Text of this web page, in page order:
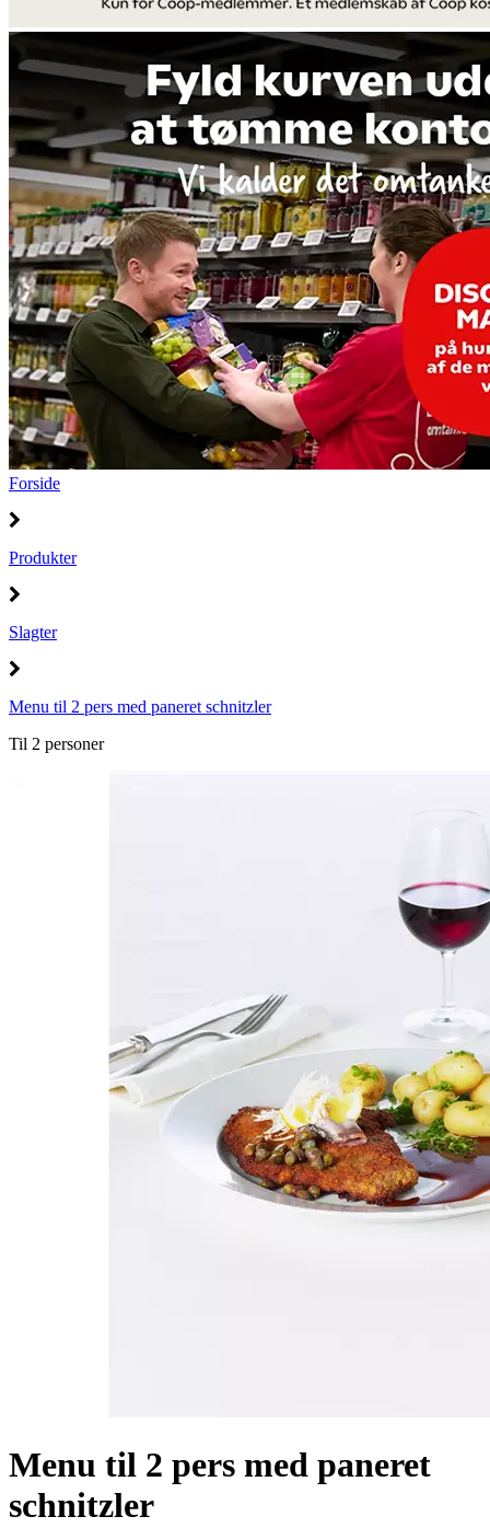
Forside
Produkter
Slagter
Menu til 2 pers med paneret schnitzler
Til 2 personer
Menu til 2 pers med paneret
schnitzler